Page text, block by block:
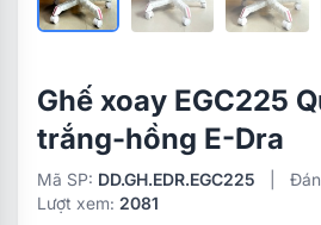
Ghế xoay EGC225
trắng-hồng E-Dra
Mã SP: DD.GH.EDR.EGC225
Lượt xem: 2081